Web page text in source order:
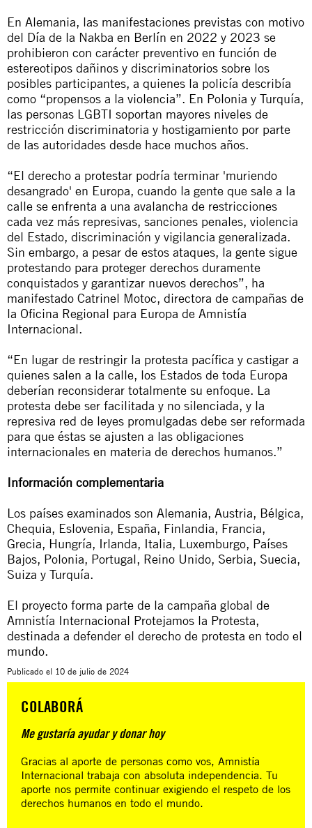
En Alemania, las manifestaciones previstas con motivo
del Día de la Nakba en Berlín en 2022 y 2023 se
prohibieron con carácter preventivo en función de
estereotipos dañinos y discriminatorios sobre los
posibles participantes, a quienes la policía describía
como “propensos a la violencia”. En Polonia y Turquía,
las personas LGBTI soportan mayores niveles de
restricción discriminatoria y hostigamiento por parte
de las autoridades desde hace muchos años.
“El derecho a protestar podría terminar 'muriendo
desangrado' en Europa, cuando la gente que sale a la
calle se enfrenta a una avalancha de restricciones
cada vez más represivas, sanciones penales, violencia
del Estado, discriminación y vigilancia generalizada.
Sin embargo, a pesar de estos ataques, la gente sigue
protestando para proteger derechos duramente
conquistados y garantizar nuevos derechos”, ha
manifestado Catrinel Motoc, directora de campañas de
la Oficina Regional para Europa de Amnistía
Internacional.
“En lugar de restringir la protesta pacífica y castigar a
quienes salen a la calle, los Estados de toda Europa
deberían reconsiderar totalmente su enfoque. La
protesta debe ser facilitada y no silenciada, y la
represiva red de leyes promulgadas debe ser reformada
para que éstas se ajusten a las obligaciones
internacionales en materia de derechos humanos.”
Información complementaria
Los países examinados son Alemania, Austria, Bélgica,
Chequia, Eslovenia, España, Finlandia, Francia,
Grecia, Hungría, Irlanda, Italia, Luxemburgo, Países
Bajos, Polonia, Portugal, Reino Unido, Serbia, Suecia,
Suiza y Turquía.
El proyecto forma parte de la campaña global de
Amnistía Internacional Protejamos la Protesta,
destinada a defender el derecho de protesta en todo el
mundo.
Publicado el 10 de julio de 2024
COLABORÁ
Me gustaría ayudar y donar hoy
Gracias al aporte de personas como vos, Amnistía
Internacional trabaja con absoluta independencia. Tu
aporte nos permite continuar exigiendo el respeto de los
derechos humanos en todo el mundo.